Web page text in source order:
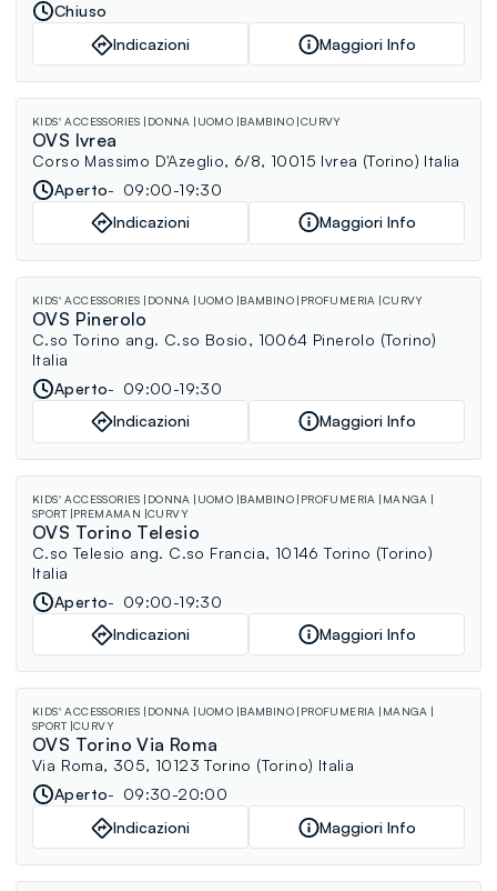
Chiuso
Indicazioni
Maggiori Info
KIDS' ACCESSORIES DONNA UOMO BAMBINO CURVY
OVS Ivrea
Corso Massimo D'Azeglio, 6/8, 10015 Ivrea (Torino) Italia
Aperto
09:00-19:30
Indicazioni
Maggiori Info
KIDS' ACCESSORIES DONNA UOMO BAMBINO PROFUMERIA CURVY
OVS Pinerolo
C.so Torino ang. C.so Bosio, 10064 Pinerolo (Torino)
Italia
Aperto
09:00-19:30
Indicazioni
Maggiori Info
KIDS' ACCESSORIES DONNA UOMO BAMBINO PROFUMERIA
MANGA
SPORT PREMAMAN CURVY
OVS Torino Telesio
C.so Telesio ang. C.so Francia, 10146 Torino (Torino)
Italia
Aperto
09:00-19:30
Indicazioni
Maggiori Info
KIDS' ACCESSORIES DONNA UOMO BAMBINO PROFUMERIA
MANGA
SPORT CURVY
OVS Torino Via Roma
Via Roma, 305, 10123 Torino (Torino) Italia
Aperto
09:30-20:00
Indicazioni
Maggiori Info